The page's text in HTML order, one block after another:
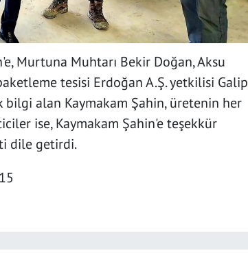
Murtuna Muhtarı Bekir Doğan, Aksu
tesisi Erdoğan A.Ş. yetkilisi Galip
alan Kaymakam Şahin, üretenin her
ise, Kaymakam Şahin'e teşekkür
dile getirdi.